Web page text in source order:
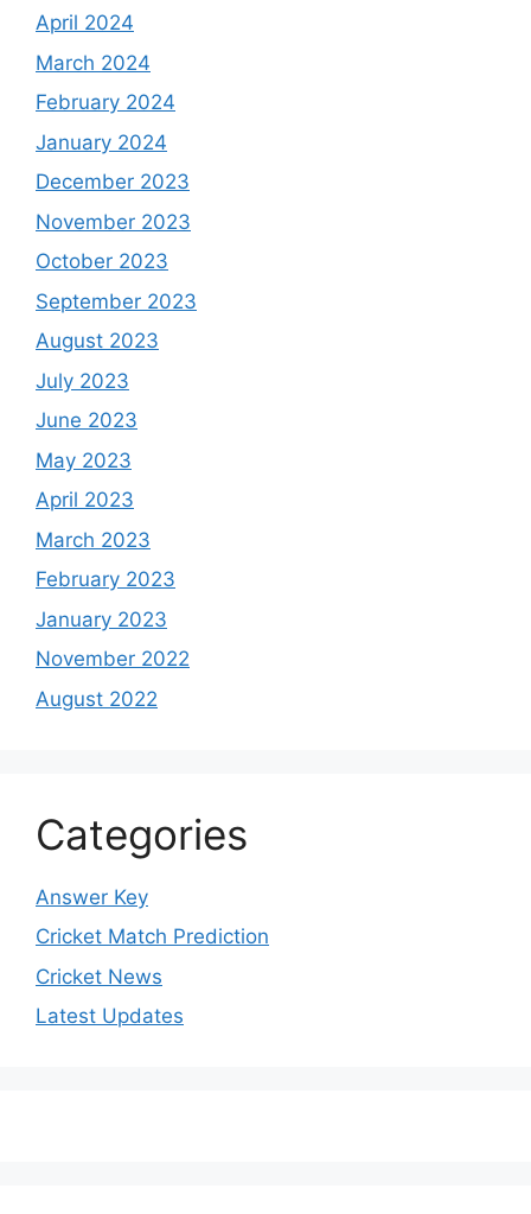
April 2024
March 2024
February 2024
January 2024
December 2023
November 2023
October 2023
September 2023
August 2023
July 2023
June 2023
May 2023
April 2023
March 2023
February 2023
January 2023
November 2022
August 2022
Categories
Answer Key
Cricket Match Prediction
Cricket News
Latest Updates